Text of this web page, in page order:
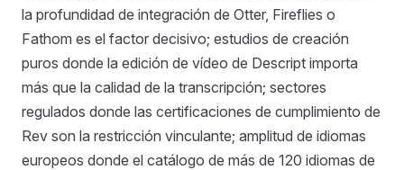
la profundidad de integración de Otter, Fireflies o
Fathom es el factor decisivo; estudios de creación
puros donde la edición de vídeo de Descript importa
más que la calidad de la transcripción; sectores
regulados donde las certificaciones de cumplimiento de
Rev son la restricción vinculante; amplitud de idiomas
europeos donde el catálogo de más de 120 idiomas de